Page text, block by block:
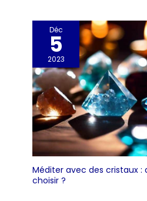
Déc
5
2023
Méditer avec des cristaux :
choisir ?